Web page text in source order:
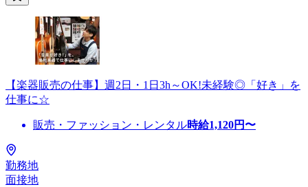
【楽器販売の仕事】週2日・1日3h～OK!未経験◎「好き」を
仕事に☆
販売・ファッション・レンタル時給1,120円〜
勤務地
面接地